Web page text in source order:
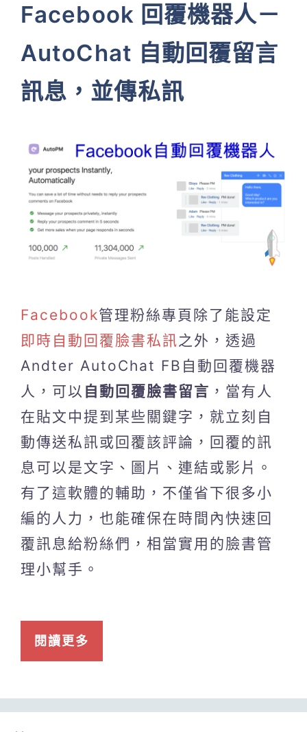
Facebook 回覆機器人－
AutoChat 自動回覆留言
訊息，並傳私訊
Facebook管理粉絲專頁除了能設定
即時自動回覆臉書私訊之外，透過
Andter AutoChat FB自動回覆機器
人，可以 自動回覆臉書留言 ，當有人
在貼文中提到某些關鍵字，就立刻自
動傳送私訊或回覆該評論，回覆的訊
息可以是文字、圖片、連結或影片。
有了這軟體的輔助，不僅省下很多小
編的人力，也能確保在時間內快速回
覆訊息給粉絲們，相當實用的臉書管
理小幫手。
閱讀更多